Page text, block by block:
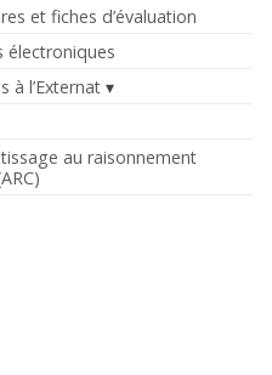
et fiches d’évaluation
électroniques
à l’Externat
au raisonnement